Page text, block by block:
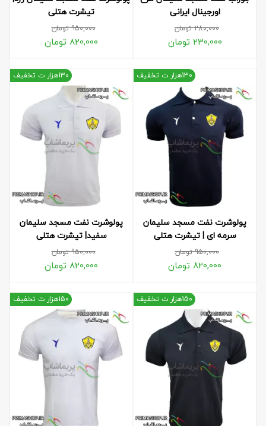
اورجینال ایرانی
280,000تومان
230,000 تومان
تیشرت هتلی
950,000تومان
820,000 تومان
پولوشرت نفت مسجد سلیمان
سرمه ای | تیشرت هتلی
950,000تومان
820,000 تومان
130هزار ت تخفیف
پولوشرت نفت مسجد سلیمان
سفید| تیشرت هتلی
950,000تومان
820,000 تومان
130هزار ت تخفیف
150هزار ت تخفیف 150هزار ت تخفیف